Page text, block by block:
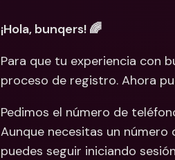
¡Hola, bunqers! 🌈
Para que tu experiencia con
proceso de registro. Ahora
Pedimos el número de
Aunque necesitas un número
puedes seguir iniciando